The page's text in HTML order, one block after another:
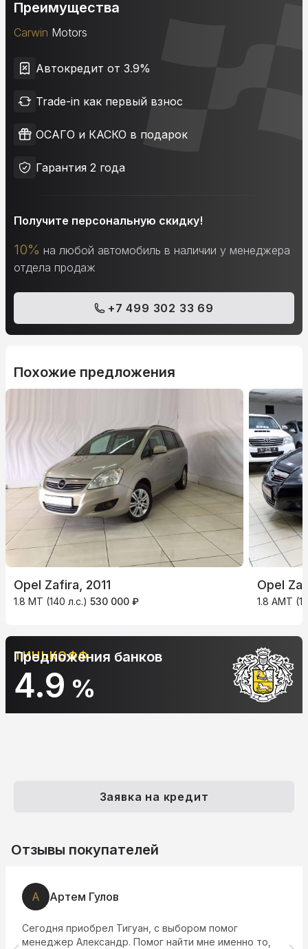
Преимущества
Carwin Motors
Автокредит от 3.9%
Trade-in как первый взнос
ОСАГО и КАСКО в подарок
Гарантия 2 года
Получите персональную скидку!
10% на любой автомобиль в наличии у менеджера
отдела продаж
+7 499 302 33 69
Похожие предложения
Opel Zafira, 2011
1.8 MT (140 л.с.) 530 000 ₽
Opel
1.8 AMT
ТИНЬКОФФ
4.9 %
Предложения банков
Заявка на кредит
Отзывы покупателей
А Артем Гулов
Сегодня приобрел Тигуан, с выбором помог
менеджер Александр. Помог найти мне именно то,